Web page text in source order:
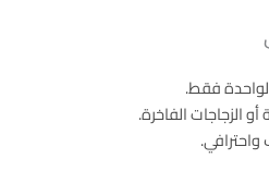
فقط.
الزجاجات الفاخرة.